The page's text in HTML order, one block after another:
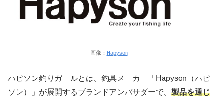
画像： Hapyson
ハピソン釣りガールとは、釣具メーカー「Hapyson（ハピ
ソン）」が展開するブランドアンバサダーで、 製品を通じ